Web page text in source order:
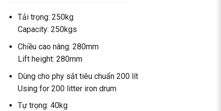
Tải trọng: 250kg
Capacity: 250kgs
Chiều cao nâng: 280mm
Lift height: 280mm
Dùng cho phy sắt tiêu chuẩn 200 lít
Using for 200 litter iron drum
Tự trọng: 40kg